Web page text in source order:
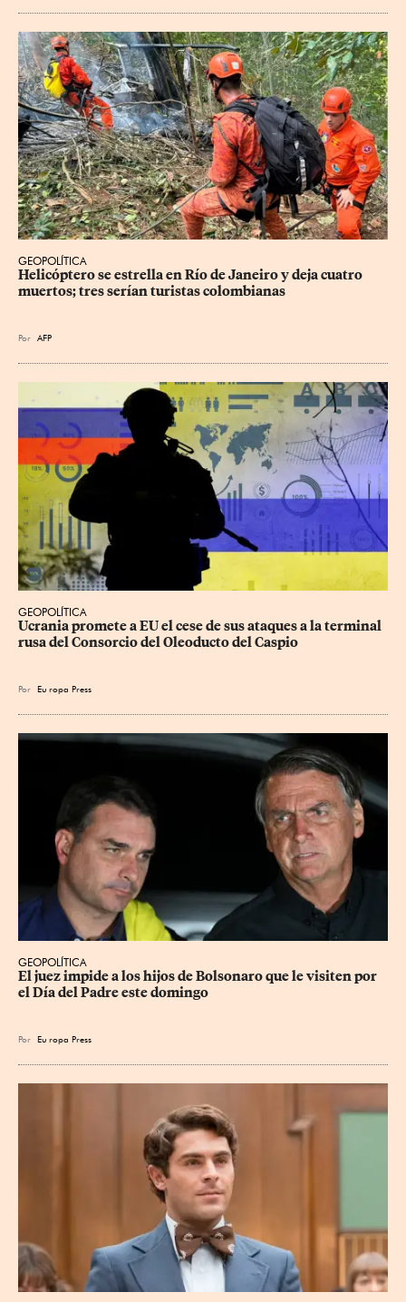
GEOPOLÍTICA
Helicóptero se estrella en Río de Janeiro y deja cuatro
muertos; tres serían turistas colombianas
Por AFP
GEOPOLÍTICA
Ucrania promete a EU el cese de sus ataques a la terminal
rusa del Consorcio del Oleoducto del Caspio
Por Eu ropa Press
GEOPOLÍTICA
El juez impide a los hijos de Bolsonaro que le visiten por
el Día del Padre este domingo
Por Eu ropa Press